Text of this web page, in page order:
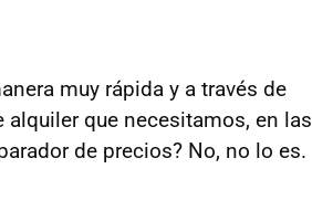
muy rápida y a través de
que necesitamos, en las
de precios? No, no lo es.